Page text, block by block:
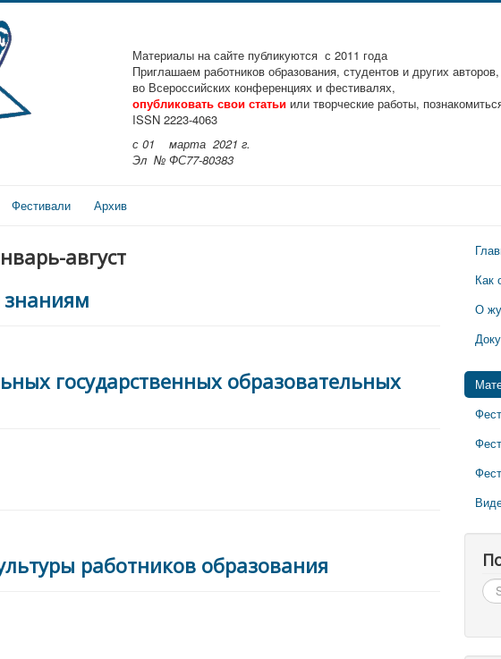
Материалы на сайте публикуются с 2011 года
Приглашаем работников образования, студентов и других
во Всероссийских конференциях и фестивалях,
опубликовать свои статьи или творческие работы,
ISSN 2223-4063
с 01 марта 2021 г.
Эл № ФС77-80383
Фестивали Архив
август
знаниям
государственных образовательных
работников образования
Как
О
по